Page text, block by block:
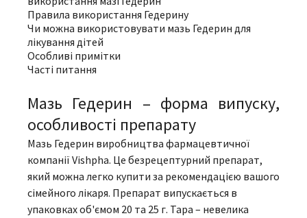
Правила використання Гедерину
Чи можна використовувати мазь Гедерин для
лікування дітей
Особливі примітки
Часті питання
Мазь Гедерин – форма випуску,
особливості препарату
Мазь Гедерин виробництва фармацевтичної
компанії Vishpha. Це безрецептурний препарат,
який можна легко купити за рекомендацією вашого
сімейного лікаря. Препарат випускається в
упаковках об'ємом 20 та 25 г. Тара – невелика